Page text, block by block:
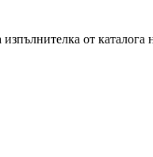
от